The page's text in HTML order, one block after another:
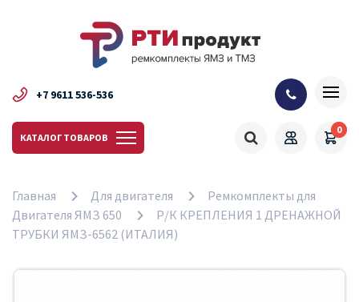
+7 9611 536-536
КАТАЛОГ ТОВАРОВ
0
Главная Для двигателя
Ремкомплекты для
Двигателя ЯМЗ 650
Р/К КРЕПЛЕНИЯ 1 ДРЕНАЖНОЙ
ТРУБКИ ЯМЗ-6562 (ИТАЛИЯ)